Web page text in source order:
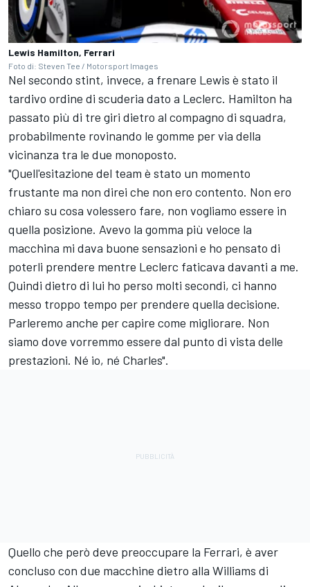
Lewis Hamilton, Ferrari
Foto di: Steven Tee / Motorsport Images
Nel secondo stint, invece, a frenare Lewis è stato il
tardivo ordine di scuderia dato a Leclerc. Hamilton ha
passato più di tre giri dietro al compagno di squadra,
probabilmente rovinando le gomme per via della
vicinanza tra le due monoposto.
"Quell'esitazione del team è stato un momento
frustante ma non direi che non ero contento. Non ero
chiaro su cosa volessero fare, non vogliamo essere in
quella posizione. Avevo la gomma più veloce la
macchina mi dava buone sensazioni e ho pensato di
poterli prendere mentre Leclerc faticava davanti a me.
Quindi dietro di lui ho perso molti secondi, ci hanno
messo troppo tempo per prendere quella decisione.
Parleremo anche per capire come migliorare. Non
siamo dove vorremmo essere dal punto di vista delle
prestazioni. Né io, né Charles".
Quello che però deve preoccupare la Ferrari, è aver
concluso con due macchine dietro alla Williams di